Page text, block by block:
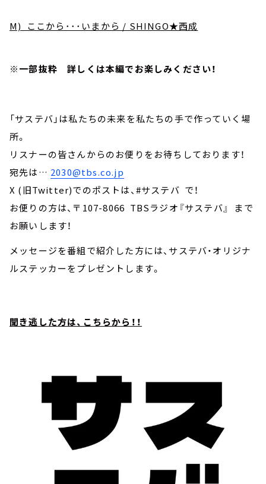
M) ここから･･･いまから / SHINGO★西成
※一部抜粋 詳しくは本編でお楽しみください！
「サステバ」は私たちの未来を私たちの手で作っていく場
所。
リスナーの皆さんからのお便りをお待ちしております！
宛先は… 2030@tbs.co.jp
X (旧Twitter)でのポストは、#サステバ で！
お便りの方は、〒107-8066 TBSラジオ『サステバ』 まで
お願いします！
メッセージを番組で紹介した方には、サステバ・オリジナ
ルステッカーをプレゼントします。
聞き逃した方は、こちらから！！